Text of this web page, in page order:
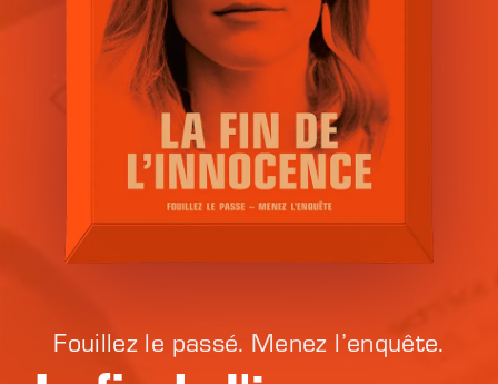
Fouillez le passé. Menez l’enquête.